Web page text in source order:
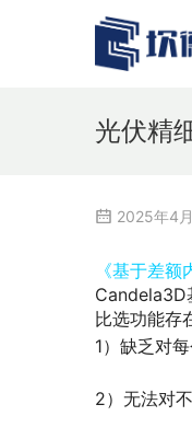
光伏精
2025年4
《基于差额
Candela3D
比选功能存
1）缺乏对
2）无法对